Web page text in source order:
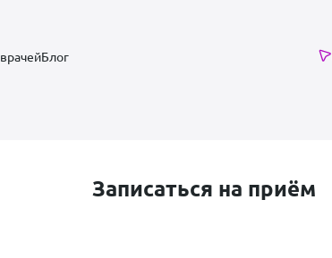
Блог
Записаться на приём